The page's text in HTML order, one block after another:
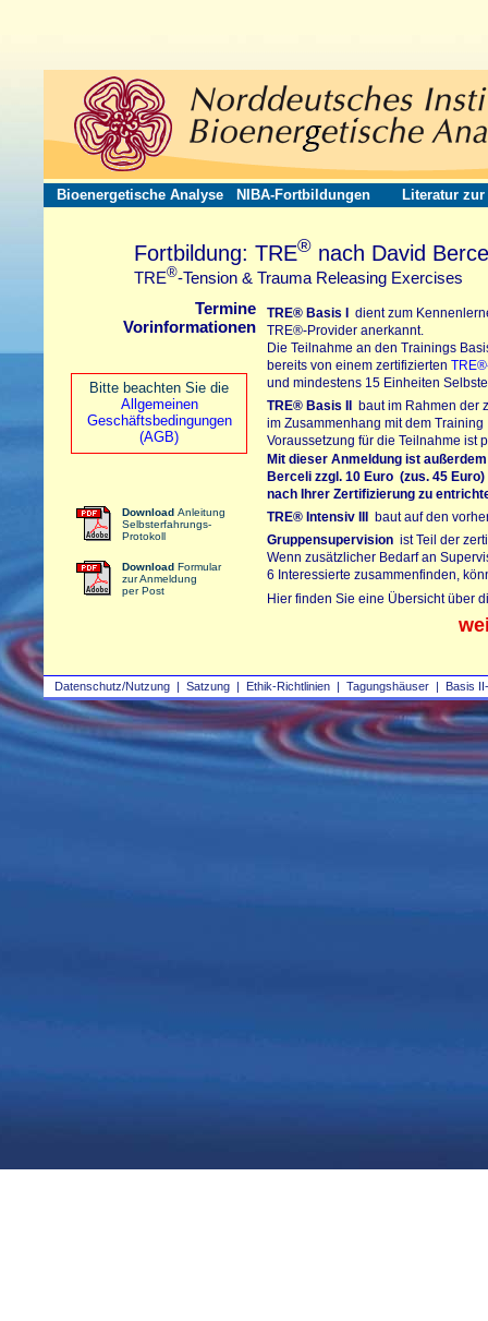
Datenschutz/Nutzung | Satzung | Ethik-Richtlinien | Tagungshäuser | Basis
Bioenergetische Analyse NIBA-Fortbildungen Literatur zur
Fortbildung: TRE® nach David
TRE®-Tension & Trauma Releasing Exercises
Bitte beachten Sie die
Allgemeinen
Geschäftsbedingungen
(AGB)
Termine
Vorinformationen
Download Anleitung
Selbsterfahrungs-
Protokoll
Download Formular
zur Anmeldung
per Post
TRE® Basis I dient zum
TRE®-Provider anerkannt.
Die Teilnahme an den Trainings
bereits von einem zertifizierten
und mindestens 15 Einheiten
TRE® Basis II baut im Rahmen der
im Zusammenhang mit dem
Voraussetzung für die Teilnahme ist
Mit dieser Anmeldung ist
Berceli zzgl. 10 Euro (zus. 45
nach Ihrer Zertifizierung zu
TRE® Intensiv III baut auf den
Gruppensupervision ist Teil der
Wenn zusätzlicher Bedarf an
6 Interessierte zusammenfinden,
Hier finden Sie eine Übersicht über